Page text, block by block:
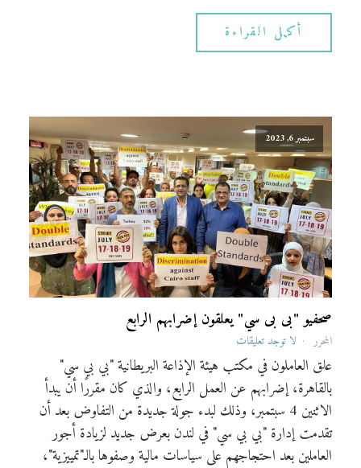
أكمل القراءة
سبتمبر 6, 2023
صحفيو "بى بى سي" يعلقون إضرابهم الرابع
المحرر لا توجد تعليقات
علق العاملون في مكتب هيئة الإذاعة البريطانية "بي بي سي"
بالقاهرة، إضرابهم عن العمل الرابع، والذي كان مقررًا أن يبدأ
الاثنين 4 سبتمبر، وذلك لبدء جولة جديدة من التفاوض بعد أن
تقدمت إدارة "بي بي سي" في لندن بعرض جديد لزيادة أجور
العاملين بعد احتجاجهم على سياسات مالية وصفوها بالـ"تمييزية"،